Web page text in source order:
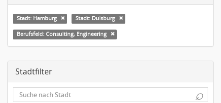
Stadt: Hamburg Stadt: Duisburg
Berufsfeld: Consulting, Engineering
Stadtfilter
⌕